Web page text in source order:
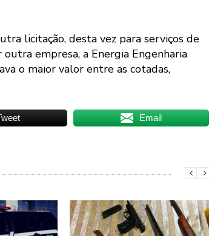
licitação, desta vez para serviços de
empresa, a Energia Engenharia
o maior valor entre as cotadas,
Email